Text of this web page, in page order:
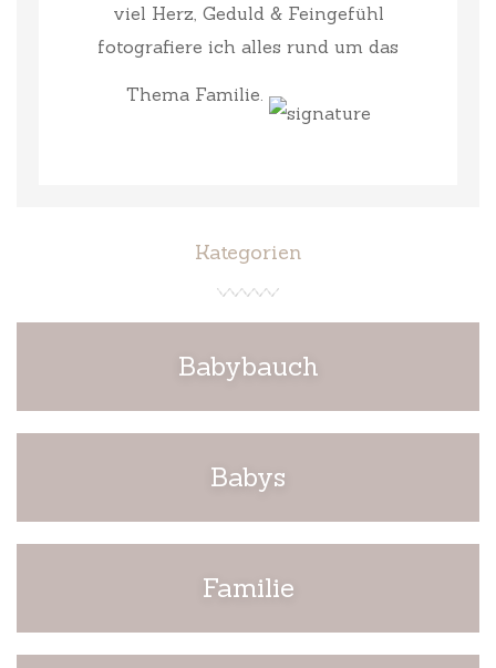
viel Herz, Geduld & Feingefühl
fotografiere ich alles rund um das
Thema Familie.
Kategorien
Babybauch
Babys
Familie